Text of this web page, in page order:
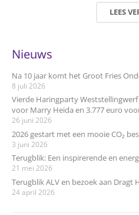
LEES
Nieuws
Na 10 jaar komt het Groot Fries
8 juli 2026
Vierde Haringparty
voor Marry Heida en 3.777 euro
26 juni 2026
2026 gestart met een mooie CO₂
3 juni 2026
Terugblik: Een inspirerende en
21 mei 2026
Terugblik ALV en bezoek aan
24 april 2026